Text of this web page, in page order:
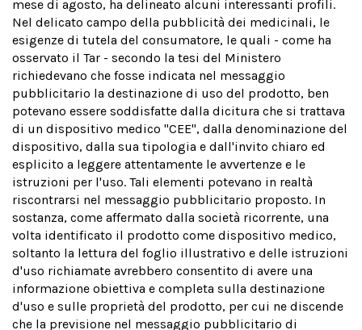
mese di agosto, ha delineato alcuni interessanti profili.
Nel delicato campo della pubblicità dei medicinali, le
esigenze di tutela del consumatore, le quali - come ha
osservato il Tar - secondo la tesi del Ministero
richiedevano che fosse indicata nel messaggio
pubblicitario la destinazione di uso del prodotto, ben
potevano essere soddisfatte dalla dicitura che si trattava
di un dispositivo medico "CEE", dalla denominazione del
dispositivo, dalla sua tipologia e dall'invito chiaro ed
esplicito a leggere attentamente le avvertenze e le
istruzioni per l'uso. Tali elementi potevano in realtà
riscontrarsi nel messaggio pubblicitario proposto. In
sostanza, come affermato dalla società ricorrente, una
volta identificato il prodotto come dispositivo medico,
soltanto la lettura del foglio illustrativo e delle istruzioni
d'uso richiamate avrebbero consentito di avere una
informazione obiettiva e completa sulla destinazione
d'uso e sulle proprietà del prodotto, per cui ne discende
che la previsione nel messaggio pubblicitario di